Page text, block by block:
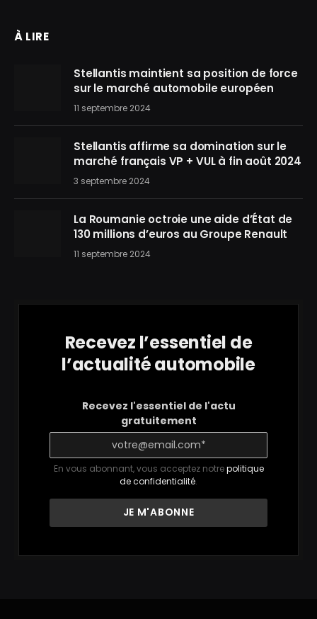
À LIRE
Stellantis maintient sa position de force
sur le marché automobile européen
11 septembre 2024
Stellantis affirme sa domination sur le
marché français VP + VUL à fin août 2024
3 septembre 2024
La Roumanie octroie une aide d’État de
130 millions d’euros au Groupe Renault
11 septembre 2024
Recevez l’essentiel de
l’actualité automobile
Recevez l'essentiel de l'actu
gratuitement
En vous abonnant, vous acceptez notrepolitique
de confidentialité.